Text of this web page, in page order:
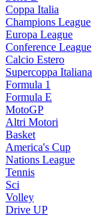
Coppa Italia
Champions League
Europa League
Conference League
Calcio Estero
Supercoppa Italiana
Formula 1
Formula E
MotoGP
Altri Motori
Basket
America's Cup
Nations League
Tennis
Sci
Volley
Drive UP